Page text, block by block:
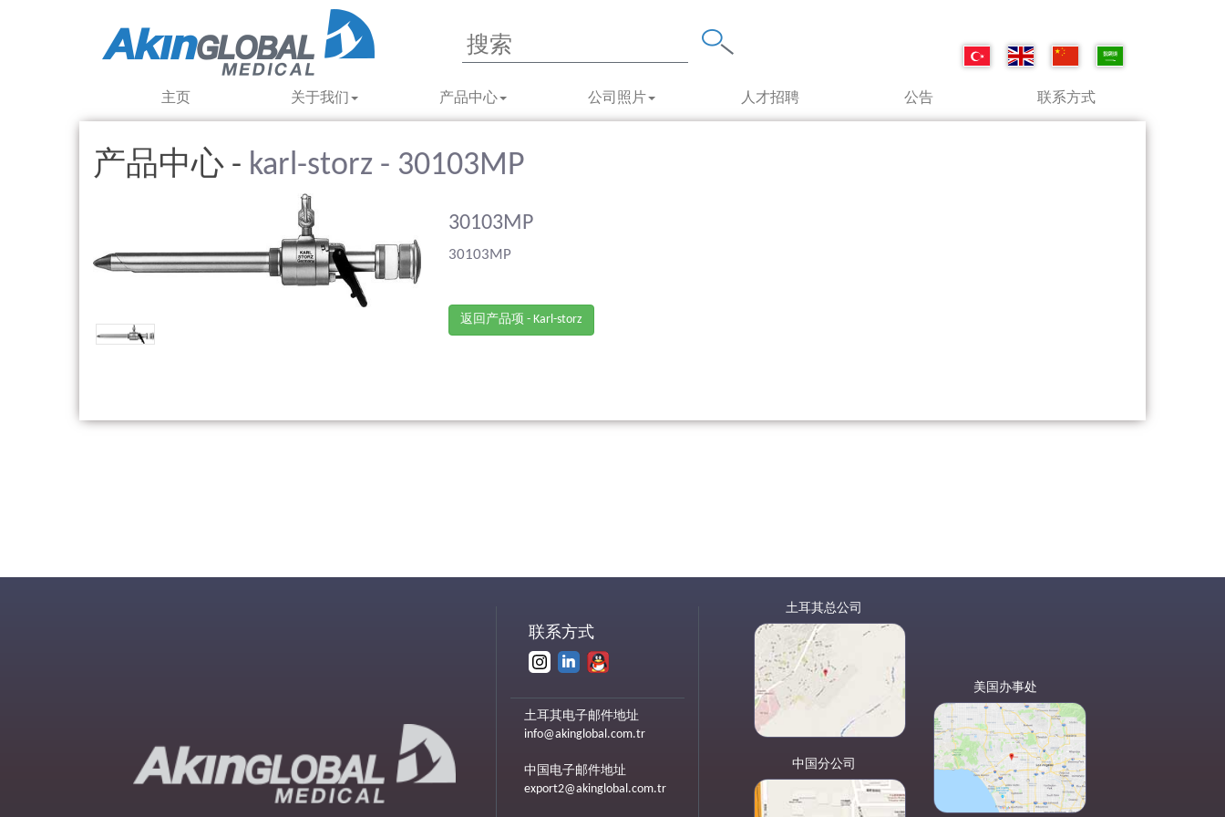
主页 关于我们 产品中心 公司照片 人才招聘 公告 联系方式
产品中心 - karl-storz - 30103MP
30103MP
30103MP
返回产品项 - Karl-storz
联系方式
土耳其电子邮件地址
info@akinglobal.com.tr
中国电子邮件地址
export2@akinglobal.com.tr
土耳其总公司
中国分公司
美国办事处